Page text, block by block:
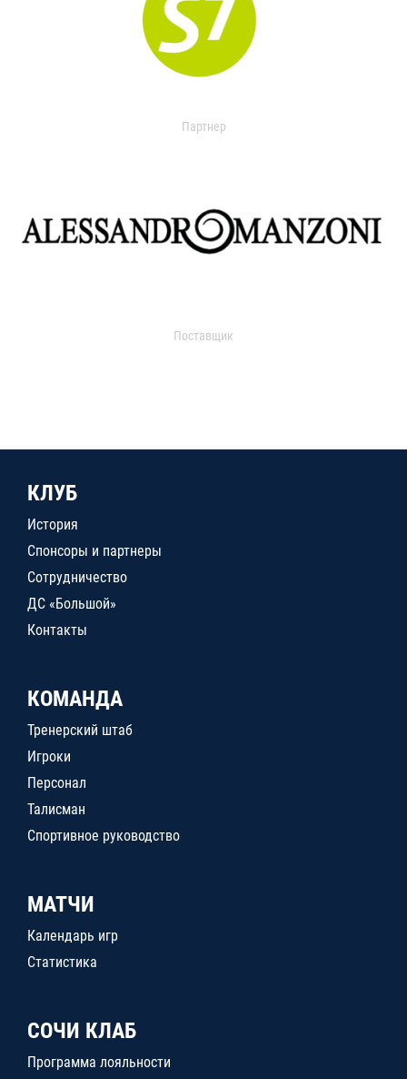
Партнер
Поставщик
КЛУБ
История
Спонсоры и партнеры
Сотрудничество
ДС «Большой»
Контакты
КОМАНДА
Тренерский штаб
Игроки
Персонал
Талисман
Спортивное руководство
МАТЧИ
Календарь игр
Статистика
СОЧИ КЛАБ
Программа лояльности